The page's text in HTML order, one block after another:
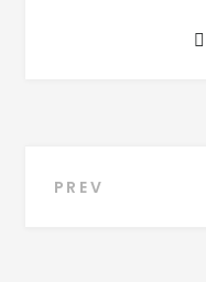
Navegação
PREV